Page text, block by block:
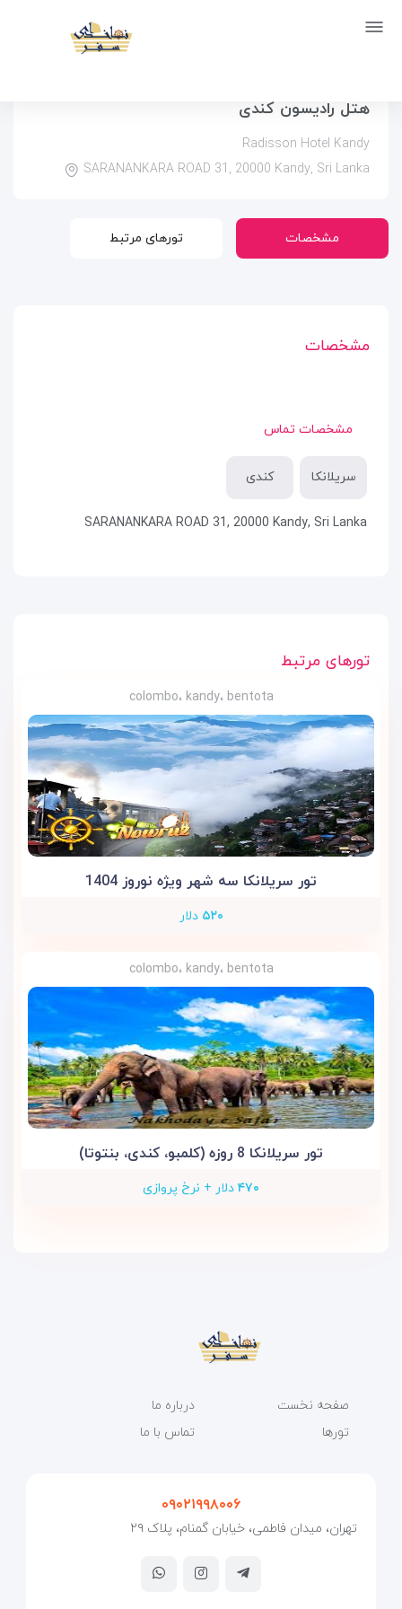
صفحه اصلی هتل رادیسون کندی
هتل رادیسون کندی
Radisson Hotel Kandy
SARANANKARA ROAD 31, 20000 Kandy, Sri Lanka
مشخصات تورهای مرتبط
مشخصات
مشخصات تماس
سریلانکا کندی
SARANANKARA ROAD 31, 20000 Kandy, Sri Lanka
تورهای مرتبط
colombo، kandy، bentota
تور سریلانکا سه شهر ویژه نوروز 1404
۵۲۰ دلار
colombo، kandy، bentota
تور سریلانکا 8 روزه (کلمبو، کندی، بنتوتا)
۴۷۰ دلار + نرخ پروازی
صفحه نخست
تورها
درباره ما
تماس با ما
۰۹۰۲۱۹۹۸۰۰۶
تهران، میدان فاطمی، خیابان گمنام، پلاک ۲۹